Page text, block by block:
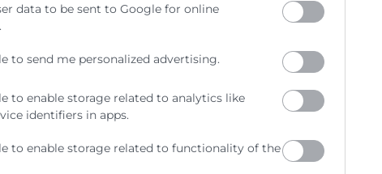
data to be sent to Google for online
to send me personalized advertising.
to enable storage related to analytics like
identifiers in apps.
to enable storage related to functionality of the